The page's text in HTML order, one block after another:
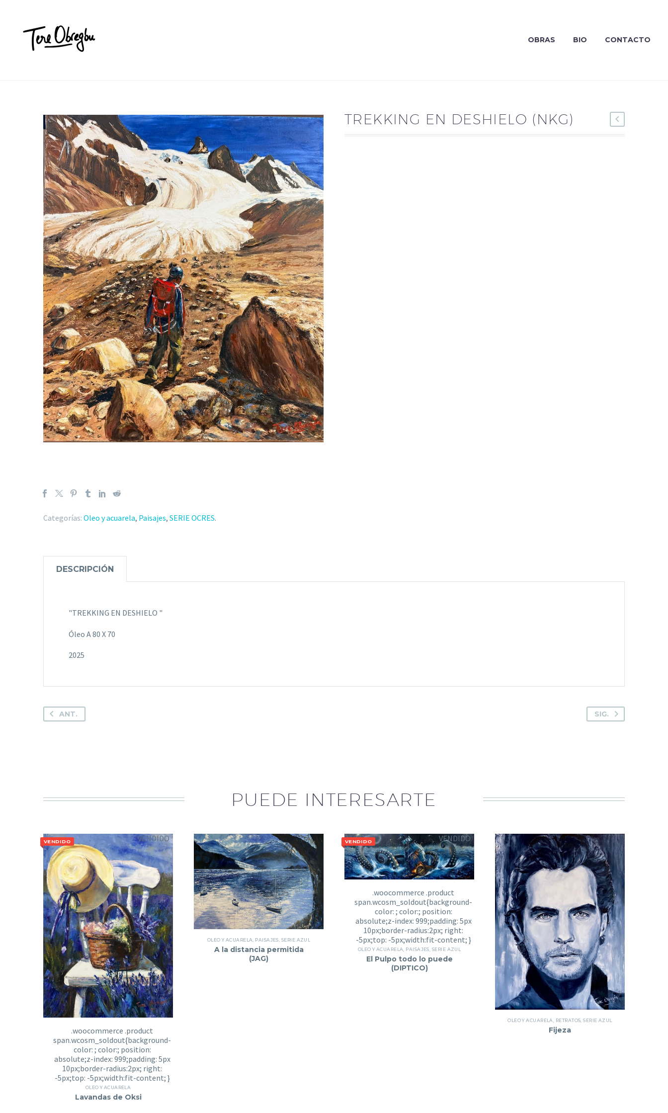
OBRAS BIO CONTACTO
Categorías: Oleo y acuarela, Paisajes, SERIE OCRES.
TREKKING EN DESHIELO (NKG)
DESCRIPCIÓN
"TREKKING EN DESHIELO "
Óleo A 80 X 70
2025
ANT. SIG.
PUEDE INTERESARTE
VENDIDO VENDIDO
OLEO Y ACUARELA
Lavandas de Oksi
OLEO Y ACUARELA PAISAJES SERIE AZUL
A la distancia permitida
(JAG)
VENDIDO VENDIDO
OLEO Y ACUARELA, PAISAJES, SERIE AZUL
El Pulpo todo lo puede
(DIPTICO)
OLEO Y ACUARELA RETRATOS ,SERIE AZUL
Fijeza